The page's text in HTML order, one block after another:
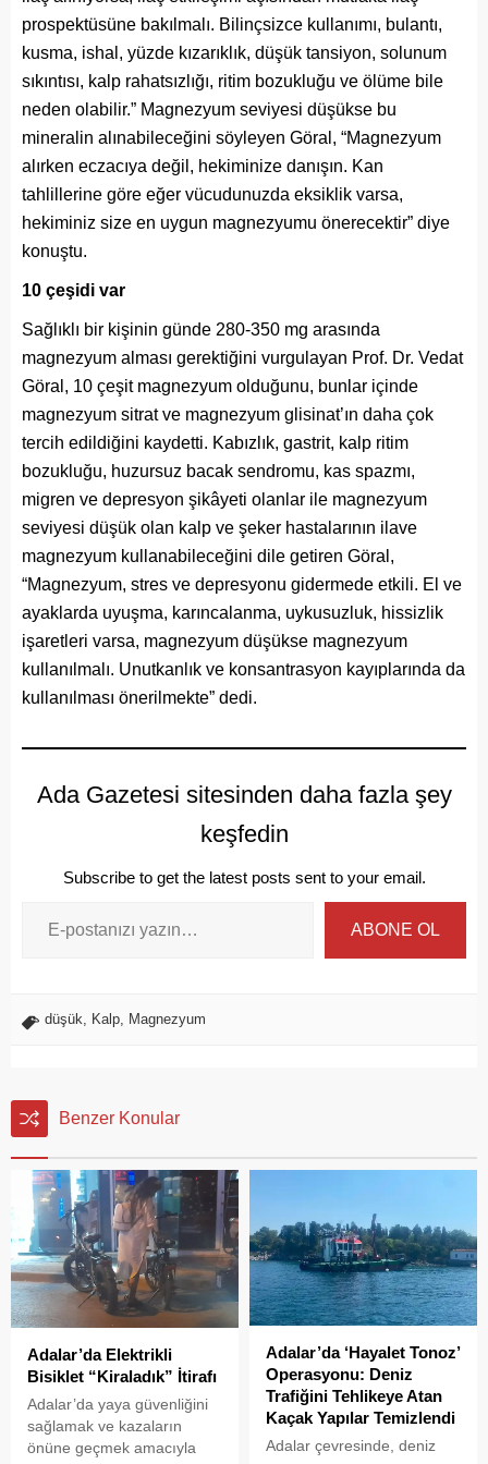
prospektüsüne bakılmalı. Bilinçsizce kullanımı, bulantı,
kusma, ishal, yüzde kızarıklık, düşük tansiyon, solunum
sıkıntısı, kalp rahatsızlığı, ritim bozukluğu ve ölüme bile
neden olabilir.” Magnezyum seviyesi düşükse bu
mineralin alınabileceğini söyleyen Göral, “Magnezyum
alırken eczacıya değil, hekiminize danışın. Kan
tahlillerine göre eğer vücudunuzda eksiklik varsa,
hekiminiz size en uygun magnezyumu önerecektir” diye
konuştu.
10 çeşidi var
Sağlıklı bir kişinin günde 280-350 mg arasında
magnezyum alması gerektiğini vurgulayan Prof. Dr. Vedat
Göral, 10 çeşit magnezyum olduğunu, bunlar içinde
magnezyum sitrat ve magnezyum glisinat’ın daha çok
tercih edildiğini kaydetti. Kabızlık, gastrit, kalp ritim
bozukluğu, huzursuz bacak sendromu, kas spazmı,
migren ve depresyon şikâyeti olanlar ile magnezyum
seviyesi düşük olan kalp ve şeker hastalarının ilave
magnezyum kullanabileceğini dile getiren Göral,
“Magnezyum, stres ve depresyonu gidermede etkili. El ve
ayaklarda uyuşma, karıncalanma, uykusuzluk, hissizlik
işaretleri varsa, magnezyum düşükse magnezyum
kullanılmalı. Unutkanlık ve konsantrasyon kayıplarında da
kullanılması önerilmekte” dedi.
Ada Gazetesi sitesinden daha fazla şey
keşfedin
Subscribe to get the latest posts sent to your email.
ABONE OL
düşük, Kalp, Magnezyum
Benzer Konular
Adalar’da Elektrikli
Bisiklet “Kiraladık” İtirafı
Adalar’da yaya güvenliğini
sağlamak ve kazaların
önüne geçmek amacıyla
Adalar’da ‘Hayalet Tonoz’
Operasyonu: Deniz
Trafiğini Tehlikeye Atan
Kaçak Yapılar Temizlendi
Adalar çevresinde, deniz